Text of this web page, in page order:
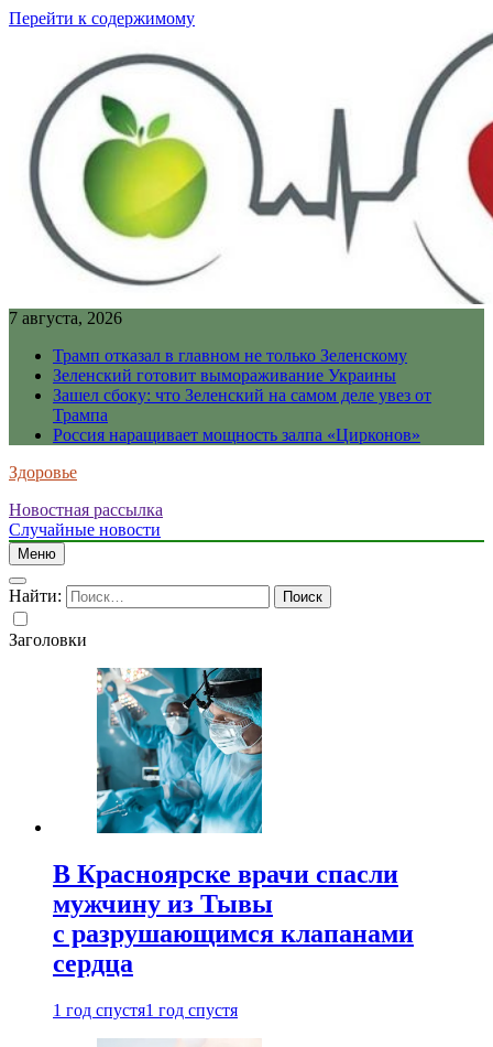
Перейти к содержимому
7 августа, 2026
Трамп отказал в главном не только Зеленскому
Зеленский готовит вымораживание Украины
Зашел сбоку: что Зеленский на самом деле увез от
Трампа
Россия наращивает мощность залпа «Цирконов»
Здоровье
Новостная рассылка
Случайные новости
Меню
Найти:
Заголовки
В Красноярске врачи спасли
мужчину из Тывы
с разрушающимся клапанами
сердца
1 год спустя1 год спустя